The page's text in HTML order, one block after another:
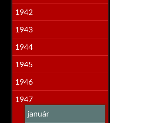
1942
1943
1944
1945
1946
1947
január